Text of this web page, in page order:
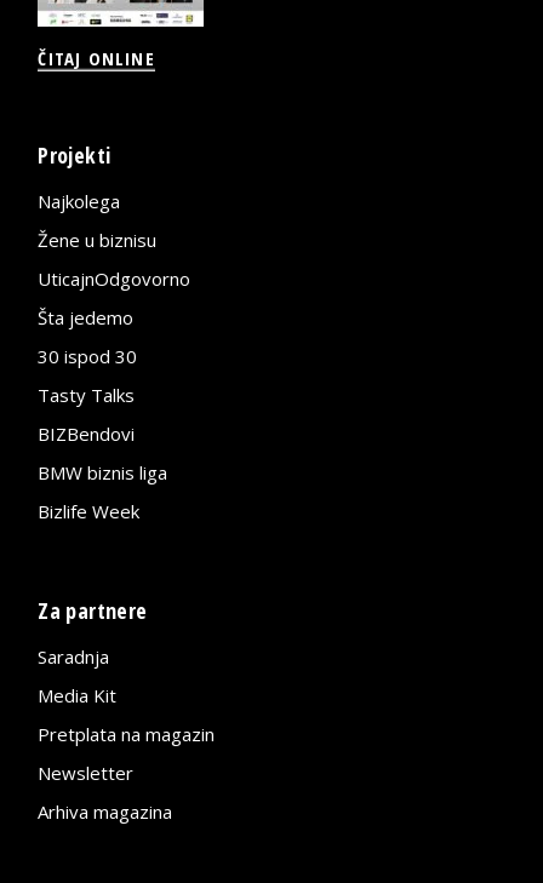
ČITAJ ONLINE
Projekti
Najkolega
Žene u biznisu
UticajnOdgovorno
Šta jedemo
30 ispod 30
Tasty Talks
BIZBendovi
BMW biznis liga
Bizlife Week
Za partnere
Saradnja
Media Kit
Pretplata na magazin
Newsletter
Arhiva magazina